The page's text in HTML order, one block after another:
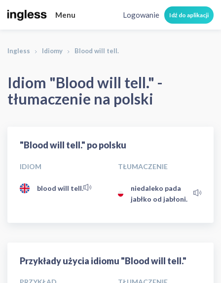
Menu Logowanie Idź do aplikacji
Ingless Idiomy Blood will tell.
Idiom "Blood will tell." -
tłumaczenie na polski
"Blood will tell." po polsku
IDIOM TŁUMACZENIE
blood will tell.
niedaleko pada
jabłko od jabłoni.
Przykłady użycia idiomu "Blood will tell."